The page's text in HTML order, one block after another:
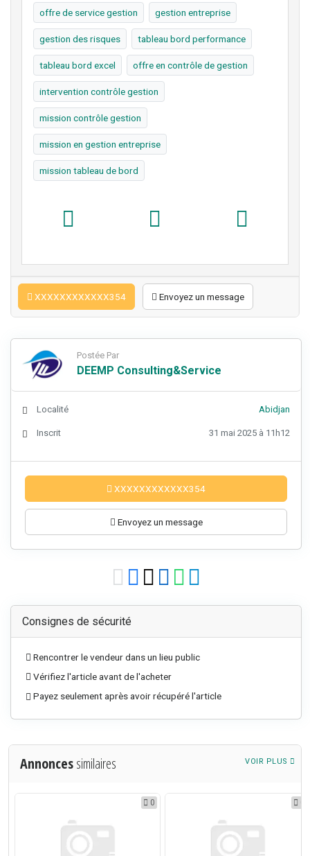
offre de service gestion gestion entreprise
gestion des risques tableau bord performance
tableau bord excel offre en contrôle de gestion
intervention contrôle gestion
mission contrôle gestion
mission en gestion entreprise
mission tableau de bord
XXXXXXXXXXXX354 Envoyez un message
Postée Par
DEEMP Consulting&Service
Localité Abidjan
Inscrit 31 mai 2025 à 11h12
XXXXXXXXXXXX354
Envoyez un message
Consignes de sécurité
Rencontrer le vendeur dans un lieu public
Vérifiez l'article avant de l'acheter
Payez seulement après avoir récupéré l'article
Annoncessimilaires VOIR PLUS
0